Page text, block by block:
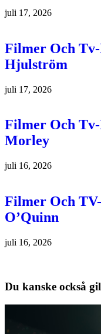
juli 17, 2026
Filmer Och
Hjulström
juli 17, 2026
Filmer Och
Morley
juli 16, 2026
Filmer Och
O’Quinn
juli 16, 2026
Du kanske också